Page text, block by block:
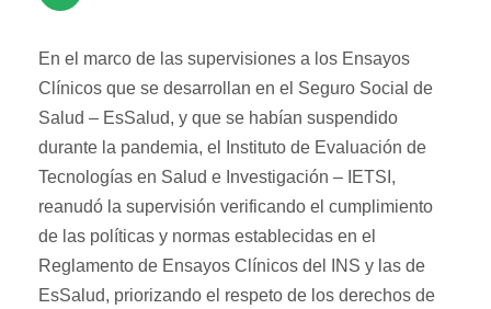
En el marco de las supervisiones a los Ensayos
Clínicos que se desarrollan en el Seguro Social de
Salud – EsSalud, y que se habían suspendido
durante la pandemia, el Instituto de Evaluación de
Tecnologías en Salud e Investigación – IETSI,
reanudó la supervisión verificando el cumplimiento
de las políticas y normas establecidas en el
Reglamento de Ensayos Clínicos del INS y las de
EsSalud, priorizando el respeto de los derechos de